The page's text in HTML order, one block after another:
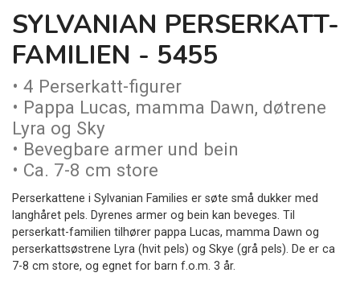
SYLVANIAN PERSERKATT-
FAMILIEN - 5455
• 4 Perserkatt-figurer
• Pappa Lucas, mamma Dawn, døtrene
Lyra og Sky
• Bevegbare armer und bein
• Ca. 7-8 cm store
Perserkattene i Sylvanian Families er søte små dukker med
langhåret pels. Dyrenes armer og bein kan beveges. Til
perserkatt-familien tilhører pappa Lucas, mamma Dawn og
perserkattsøstrene Lyra (hvit pels) og Skye (grå pels). De er ca
7-8 cm store, og egnet for barn f.o.m. 3 år.